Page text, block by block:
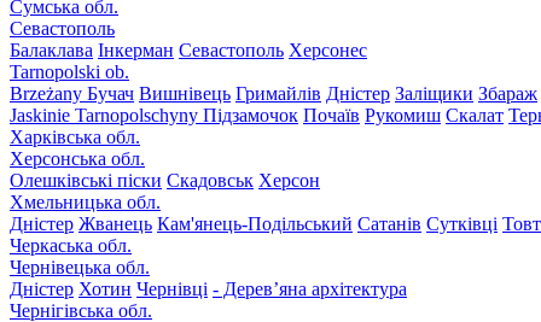
Сумська обл.
Севастополь
Балаклава Інкерман Севастополь Херсонес
Tarnopolski ob.
Brzeżany Бучач Вишнівець Гримайлів Дністер Заліщики Збараж
Jaskinie Tarnopolschyny Підзамочок Почаїв Рукомиш Скалат
Харківська обл.
Херсонська обл.
Олешківські піски Скадовськ Херсон
Хмельницька обл.
Дністер Жванець Кам'янець-Подільський Сатанів Сутківці
Черкаська обл.
Чернівецька обл.
Дністер Хотин Чернівці - Дерев’яна архітектура
Чернігівська обл.